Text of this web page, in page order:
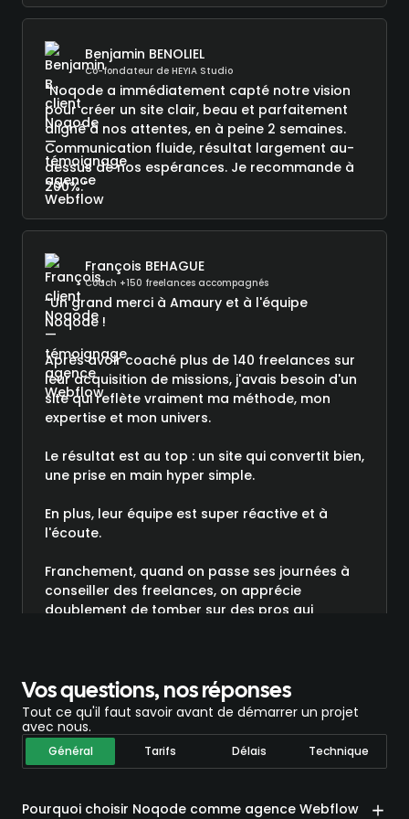
Benjamin BENOLIEL
Co-fondateur de HEYIA Studio
"Noqode a immédiatement capté notre vision
pour créer un site clair, beau et parfaitement
aligné à nos attentes, en à peine 2 semaines.
Communication fluide, résultat largement au-
dessus de nos espérances. Je recommande à
200%."
François BEHAGUE
Coach +150 freelances accompagnés
“Un grand merci à Amaury et à l'équipe
Noqode !
Après avoir coaché plus de 140 freelances sur
leur acquisition de missions, j'avais besoin d'un
site qui reflète vraiment ma méthode, mon
expertise et mon univers.
Le résultat est au top : un site qui convertit bien,
une prise en main hyper simple.
En plus, leur équipe est super réactive et à
l'écoute.
Franchement, quand on passe ses journées à
conseiller des freelances, on apprécie
doublement de tomber sur des pros qui
mon expérience en tant que développeur, je
suis pas le dernier à être exigeant 😉”
Vos questions, nos réponses
Tout ce qu'il faut savoir avant de démarrer un projet
avec nous.
Général Tarifs Délais Technique
Pourquoi choisir Noqode comme agence Webflow